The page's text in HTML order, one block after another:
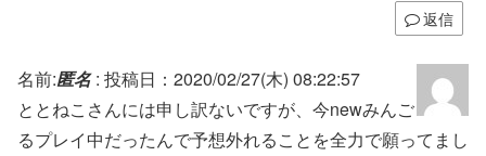
返信
名前:匿名: 投稿日：2020/02/27(木) 08:22:57
ととねこさんには申し訳ないですが、今newみんご
るプレイ中だったんで予想外れることを全力で願ってまし